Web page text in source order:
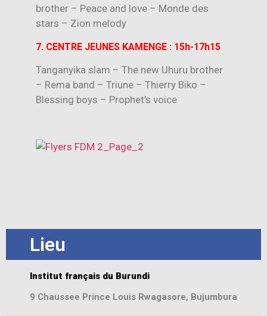
brother – Peace and love – Monde des
stars – Zion melody
7. CENTRE JEUNES KAMENGE : 15h-17h15
Tanganyika slam – The new Uhuru brother
– Rema band – Triune – Thierry Biko –
Blessing boys – Prophet’s voice
Lieu
Institut français du Burundi
9 Chaussee Prince Louis Rwagasore, Bujumbura